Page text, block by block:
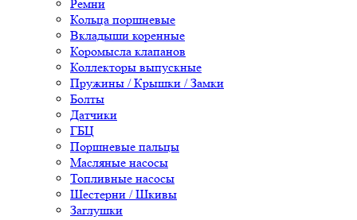
Ремни
Кольца поршневые
Вкладыши коренные
Коромысла клапанов
Коллекторы выпускные
Пружины / Крышки / Замки
Болты
Датчики
ГБЦ
Поршневые пальцы
Масляные насосы
Топливные насосы
Шестерни / Шкивы
Заглушки